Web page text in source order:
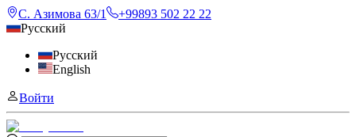
С. Азимова 63/1
+99893 502 22 22
Русский
Русский
English
Войти